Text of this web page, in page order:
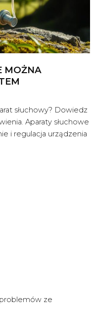
MOŻNA
słuchowy? Dowiedz
Aparaty słuchowe
i regulacja urządzenia
ze